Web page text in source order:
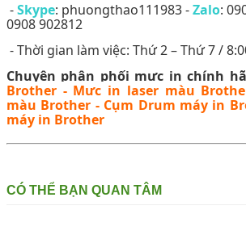
-Skype: phuongthao111983 -Zalo:
0908 902812
- Thời gian làm việc: Thứ 2 – Thứ 7 /
Chuyên phân phối mực in chính
Brother - Mực in laser màu
màu Brother - Cụm Drum máy in
máy in Brother
CÓ THỂ BẠN QUAN TÂM